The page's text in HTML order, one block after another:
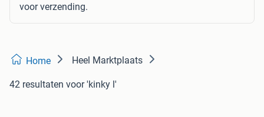
voor verzending.
Home Heel Marktplaats
42 resultaten voor 'kinky l'